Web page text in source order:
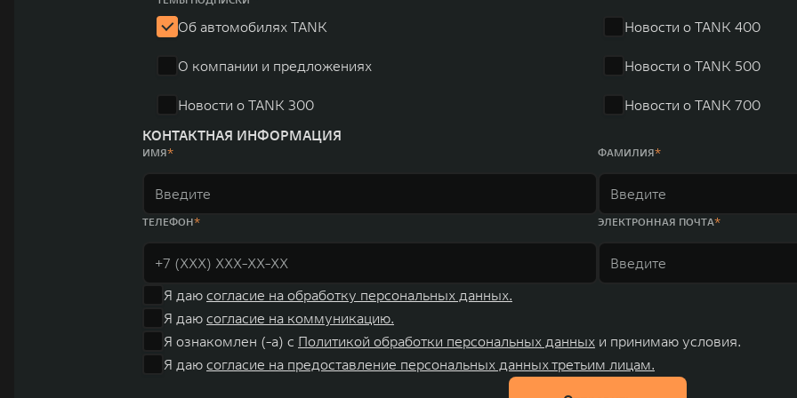
систему исследований и разработок, включая центры в России, Китае, Японии, США, Германии, Индии, Австрии и
Об автомобилях TANK
О компании и предложениях
Новости о TANK 300
Новости о TANK 400
Новости о TANK 500
Новости о TANK 700
КОНТАКТНАЯ ИНФОРМАЦИЯ
ИМЯ ФАМИЛИЯ
ТЕЛЕФОН ЭЛЕКТРОННАЯ ПОЧТА
Я даю согласие на обработку персональных данных.
Я даю согласие на коммуникацию.
Я ознакомлен (-а) с Политикой обработки персональных данных и принимаю условия.
Я даю согласие на предоставление персональных данных третьим лицам.